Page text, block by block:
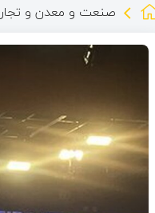
صنعت و معدن و